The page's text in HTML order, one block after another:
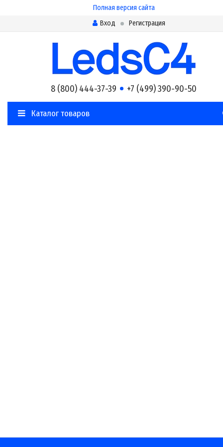
Полная версия сайта
Вход
Регистрация
8 (800) 444-37-39 +7 (499) 390-90-50
Каталог товаров